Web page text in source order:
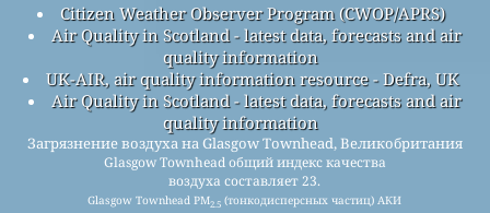
Citizen Weather Observer Program (CWOP/APRS)
Air Quality in Scotland - latest data, forecasts and air
quality information
UK-AIR, air quality information resource - Defra, UK
Air Quality in Scotland - latest data, forecasts and air
quality information
Загрязнение воздуха на Glasgow Townhead, Великобритания
Glasgow Townhead общий индекс качества
воздуха составляет 23.
Glasgow Townhead PM2.5 (тонкодисперсных частиц) АКИ